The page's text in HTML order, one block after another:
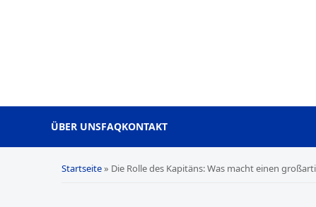
ÜBER UNSFAQKONTAKT
Startseite» Die Rolle des Kapitäns: Was macht einen